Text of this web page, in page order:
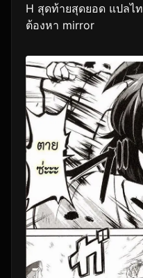
H สุดท้ายสุดยอด แปลไ
ต้องหา mirror